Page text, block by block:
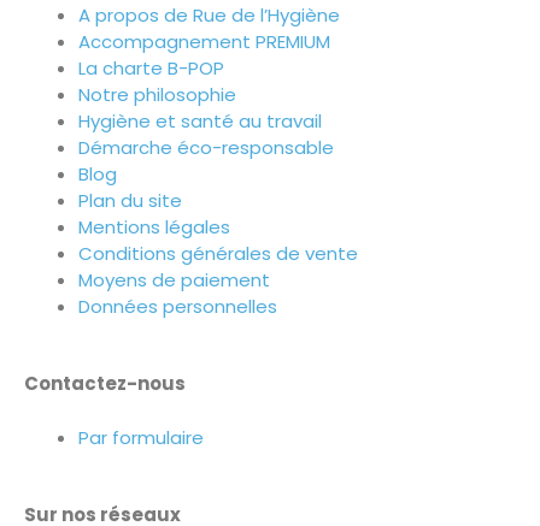
A propos de Rue de l’Hygiène
Accompagnement PREMIUM
La charte B-POP
Notre philosophie
Hygiène et santé au travail
Démarche éco-responsable
Blog
Plan du site
Mentions légales
Conditions générales de vente
Moyens de paiement
Données personnelles
Contactez-nous
Par formulaire
Sur nos réseaux